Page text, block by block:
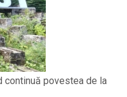
continuă povestea de la